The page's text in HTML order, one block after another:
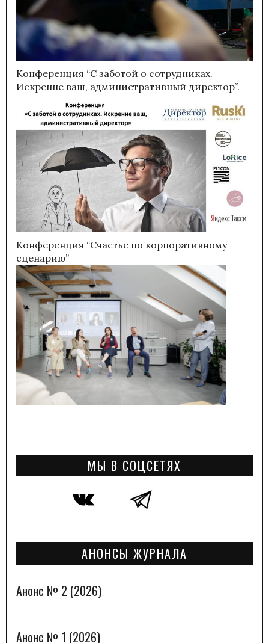
Конференция “С заботой о сотрудниках.
Искренне ваш, административный директор”.
Конференция “Счастье по корпоративному
сценарию”
МЫ В СОЦСЕТЯХ
АНОНСЫ ЖУРНАЛА
Анонс № 2 (2026)
Анонс № 1 (2026)